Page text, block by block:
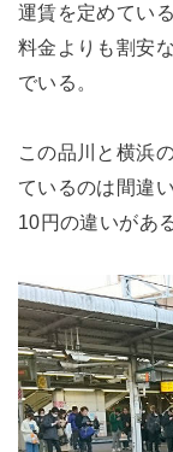
運賃を定めてい
料金よりも割安
でいる。
この品川と横浜
ているのは間違
10円の違いがある